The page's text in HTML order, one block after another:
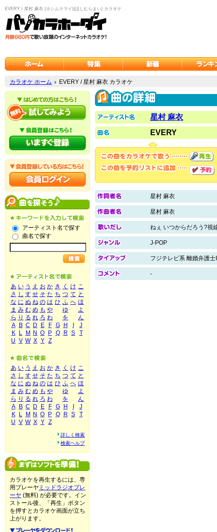
EVERY / 星村 麻衣 (ホシムラマイ)(ほしむらまい) カラオケ
カラオケ ホーム EVERY / 星村 麻衣 カラオケ
アーティスト名で探す
曲名で探す
あ い う え お か き く け こ
さ し す せ そ た ち つ て と
な に ぬ ね の は ひ ふ へ ほ
ま み む め も や ゆ
よ
ら り る れ ろ わ を
ん
A
B C D E F G H
J
K
L M N O P Q R S
T
U V W X Y Z
あ い う え お か き く け こ
さ し す せ そ た ち つ て と
な に ぬ ね の は ひ ふ へ ほ
ま み む め も や ゆ
よ
ら り る れ ろ わ を
ん
A
B C D E F G H
J
K
L M N O P Q R S
T
U V W X Y Z
詳しく検索
検索ヘルプ
カラオケを再生するには、専
用プレーヤ ミッドラジオプレ
ーヤ (無料) が必要です。イン
ストール後、「再生」ボタン
を押すとカラオケ画面が立ち
上がります。
星村 麻衣
EVERY
星村 麻衣
星村 麻衣
ねぇ いつからだろう?視
J-POP
フジテレビ系 離婚弁護
-